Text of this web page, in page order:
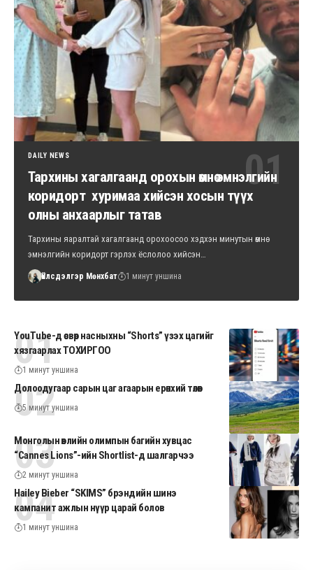
DAILY NEWS
Тархины хагалгаанд орохын өмнө эмнэлгийн
коридорт хуримаа хийсэн хосын түүх
олны анхаарлыг татав
Тархины яаралтай хагалгаанд орохоосоо хэдхэн минутын өмнө
эмнэлгийн коридорт гэрлэх ёслолоо хийсэн…
Үйлсдэлгэр Мөнхбат 1 минут уншина
YouTube-д өсвөр насныхны “Shorts” үзэх цагийг
хязгаарлах ТОХИРГОО
1 минут уншина
Долоодугаар сарын цаг агаарын ерөнхий төлөв
5 минут уншина
Монголын өвлийн олимпын багийн хувцас
“Cannes Lions”-ийн Shortlist-д шалгарчээ
2 минут уншина
Hailey Bieber “SKIMS” брэндийн шинэ
кампанит ажлын нүүр царай болов
1 минут уншина